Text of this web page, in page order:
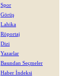
Spor
Görüş
Lahika
Röportaj
Dizi
Yazarlar
Basından Seçmeler
Haber İndeksi